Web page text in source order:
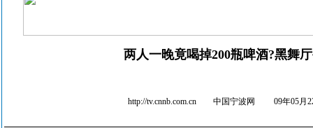
两人一晚竟喝掉200瓶啤酒?黑舞
http://tv.cnnb.com.cn 中国宁波网 09年05月